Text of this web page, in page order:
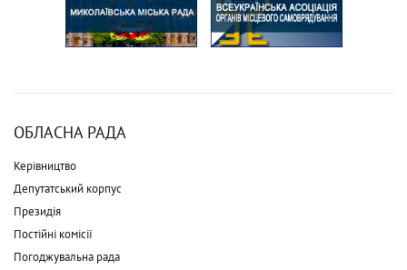
ОБЛАСНА РАДА
Керівництво
Депутатський корпус
Президія
Постійні комісії
Погоджувальна рада